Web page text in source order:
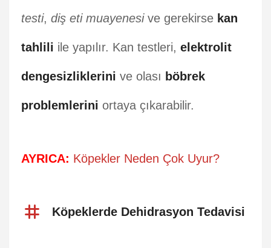
testi, diş eti muayenesive gerekirse kan
tahlili ile yapılır. Kan testleri, elektrolit
dengesizliklerini ve olası böbrek
problemlerini ortaya çıkarabilir.
AYRICA: Köpekler Neden Çok Uyur?
Köpeklerde Dehidrasyon Tedavisi